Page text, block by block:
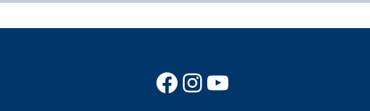
Facebook
Instagram
YouTube